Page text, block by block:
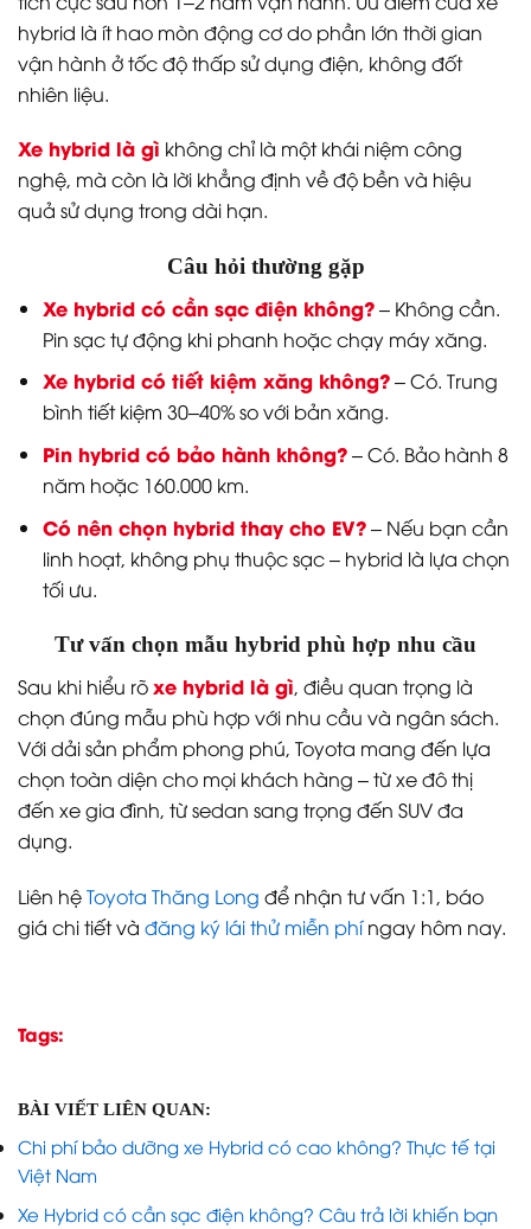
hybrid là ít hao mòn động cơ do phần lớn thời gian
vận hành ở tốc độ thấp sử dụng điện, không đốt
nhiên liệu.
Xe hybrid là gì không chỉ là một khái niệm công
nghệ, mà còn là lời khẳng định về độ bền và hiệu
quả sử dụng trong dài hạn.
Câu hỏi thường gặp
Xe hybrid có cần sạc điện không?– Không cần.
Pin sạc tự động khi phanh hoặc chạy máy xăng.
Xe hybrid có tiết kiệm xăng không?– Có. Trung
bình tiết kiệm 30–40% so với bản xăng.
Pin hybrid có bảo hành không?– Có. Bảo hành 8
năm hoặc 160.000 km.
Có nên chọn hybrid thay cho EV?– Nếu bạn cần
linh hoạt, không phụ thuộc sạc – hybrid là lựa chọn
tối ưu.
Tư vấn chọn mẫu hybrid phù hợp nhu cầu
Sau khi hiểu rõxe hybrid là gì, điều quan trọng là
chọn đúng mẫu phù hợp với nhu cầu và ngân sách.
Với dải sản phẩm phong phú, Toyota mang đến lựa
chọn toàn diện cho mọi khách hàng – từ xe đô thị
đến xe gia đình, từ sedan sang trọng đến SUV đa
dụng.
Liên hệToyota Thăng Long để nhận tư vấn 1:1, báo
giá chi tiết và đăng ký lái thử miễn phíngay hôm nay.
Tags:
BÀI VIẾT LIÊN QUAN:
Chi phí bảo dưỡng xe Hybrid có cao không? Thực tế tại
Việt Nam
Xe Hybrid có cần sạc điện không? Câu trả lời khiến bạn